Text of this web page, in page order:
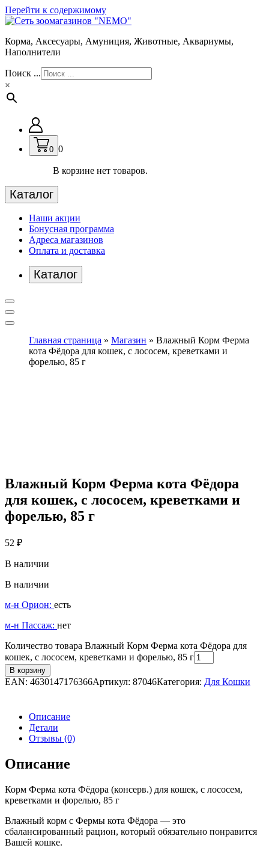
Перейти к содержимому
Корма, Аксесуары, Амуниция, Животные, Аквариумы,
Наполнители
Поиск ...
×
0 0
В корзине нет товаров.
Каталог
Наши акции
Бонусная программа
Адреса магазинов
Оплата и доставка
Каталог
Главная страница » Магазин » Влажный Корм Ферма
кота Фёдора для кошек, с лососем, креветками и
форелью, 85 г
Влажный Корм Ферма кота Фёдора
для кошек, с лососем, креветками и
форелью, 85 г
52 ₽
В наличии
В наличии
м-н Орион: есть
м-н Пассаж: нет
Количество товара Влажный Корм Ферма кота Фёдора для
кошек, с лососем, креветками и форелью, 85 г
В корзину
EAN: 4630147176366Артикул: 87046Категория: Для Кошки
Описание
Детали
Отзывы (0)
Описание
Корм Ферма кота Фёдора (консерв.) для кошек, с лососем,
креветками и форелью, 85 г
Влажный корм с Фермы кота Фёдора — это
сбалансированный рацион, который обязательно понравится
Вашей кошке.